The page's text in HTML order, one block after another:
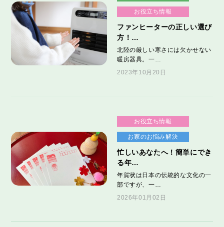
お役立ち情報
ファンヒーターの正しい選び
方！…
北陸の厳しい寒さには欠かせない
暖房器具。一…
2023年10月20日
お役立ち情報
お家のお悩み解決
忙しいあなたへ！簡単にでき
る年…
年賀状は日本の伝統的な文化の一
部ですが、一…
2026年01月02日